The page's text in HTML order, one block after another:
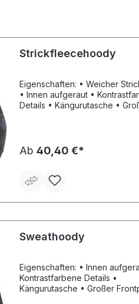
Strickfleecehoody
Eigenschaften: • Weicher Strickfleece
• Innen aufgeraut • Kontrastfarbene
Details • Kängurutasche • Großer
Ab 40,40 €*
Sweathoody
Eigenschaften: • Innen aufgeraut •
Kontrastfarbene Details •
Kängurutasche • Großer Frontprint